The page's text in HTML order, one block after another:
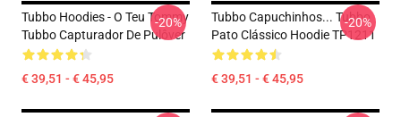
Tubbo Hoodies - O Teu Tommy
Tubbo Capturador De Pulôver
€ 39,51 - € 45,95
-20%
Tubbo Capuchinhos... Tubbo
Pato Clássico Hoodie TP1211
€ 39,51 - € 45,95
-20%